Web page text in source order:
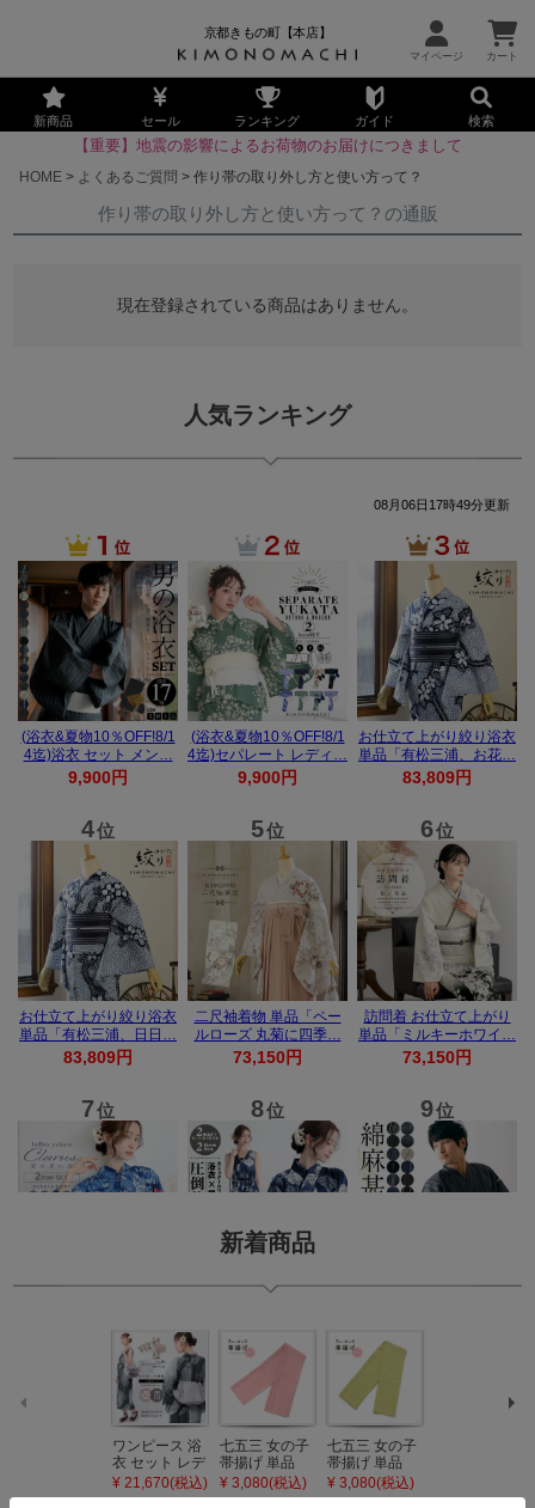
京都きもの町【本店】
新商品 セール ランキング ガイド 検索
【重要】地震の影響によるお荷物のお届けにつきまして
HOME
よくあるご質問 作り帯の取り外し方と使い方って？
作り帯の取り外し方と使い方って？の通販
現在登録されている商品はありません。
人気ランキング
新着商品
ワンピース 浴
衣 セット レデ
ィース 吸水速
乾 ポリエステ
¥ 21,670(税込)
七五三 女の子
帯揚げ 単品
「灰桃色」日
本製 7歳 女児
¥ 3,080(税込)
七五三 女の子
帯揚げ 単品
「若葉色」日
本製 7歳 女児
¥ 3,080(税込)
葉色」日本製